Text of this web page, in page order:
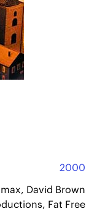
2000
David Brown
Fat Free